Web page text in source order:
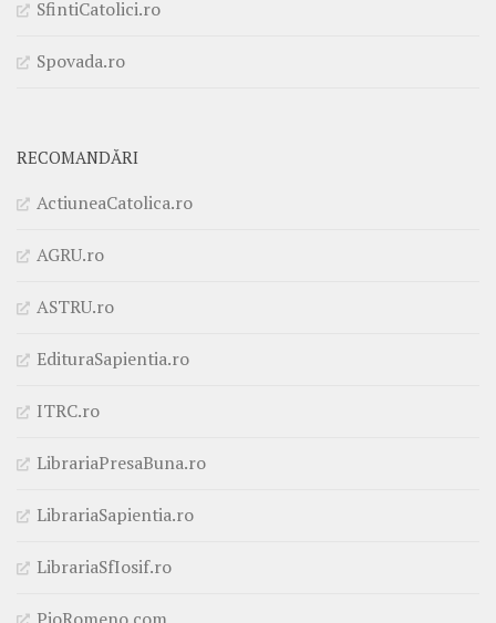
SfintiCatolici.ro
Spovada.ro
RECOMANDĂRI
ActiuneaCatolica.ro
AGRU.ro
ASTRU.ro
EdituraSapientia.ro
ITRC.ro
LibrariaPresaBuna.ro
LibrariaSapientia.ro
LibrariaSfIosif.ro